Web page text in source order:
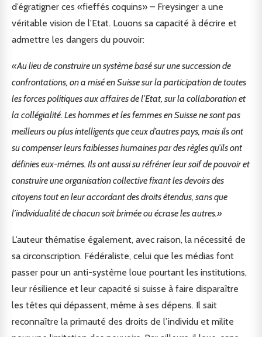
d’égratigner ces «fieffés coquins» – Freysinger a une
véritable vision de l’Etat. Louons sa capacité à décrire et
admettre les dangers du pouvoir:
«Au lieu de construire un système basé sur une succession de
confrontations, on a misé en Suisse sur la participation de toutes
les forces politiques aux affaires de l’Etat, sur la collaboration et
la collégialité. Les hommes et les femmes en Suisse ne sont pas
meilleurs ou plus intelligents que ceux d’autres pays, mais ils ont
su compenser leurs faiblesses humaines par des règles qu’ils ont
définies eux-mêmes. Ils ont aussi su réfréner leur soif de pouvoir et
construire une organisation collective fixant les devoirs des
citoyens tout en leur accordant des droits étendus, sans que
l’individualité de chacun soit brimée ou écrase les autres.»
L’auteur thématise également, avec raison, la nécessité de
sa circonscription. Fédéraliste, celui que les médias font
passer pour un anti-système loue pourtant les institutions,
leur résilience et leur capacité si suisse à faire disparaître
les têtes qui dépassent, même à ses dépens. Il sait
reconnaître la primauté des droits de l’individu et milite